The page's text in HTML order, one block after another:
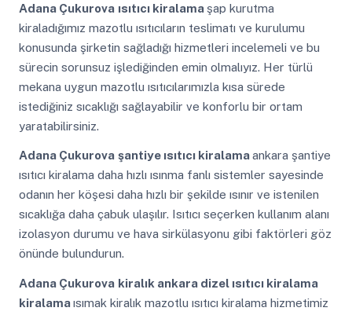
Adana Çukurova ısıtıcı kiralama şap kurutma
kiraladığımız mazotlu ısıtıcıların teslimatı ve kurulumu
konusunda şirketin sağladığı hizmetleri incelemeli ve bu
sürecin sorunsuz işlediğinden emin olmalıyız. Her türlü
mekana uygun mazotlu ısıtıcılarımızla kısa sürede
istediğiniz sıcaklığı sağlayabilir ve konforlu bir ortam
yaratabilirsiniz.
Adana Çukurova şantiye ısıtıcı kiralamaankara şantiye
ısıtıcı kiralama daha hızlı ısınma fanlı sistemler sayesinde
odanın her köşesi daha hızlı bir şekilde ısınır ve istenilen
sıcaklığa daha çabuk ulaşılır. Isıtıcı seçerken kullanım alanı
izolasyon durumu ve hava sirkülasyonu gibi faktörleri göz
önünde bulundurun.
Adana Çukurova kiralık ankara dizel ısıtıcı kiralama
kiralamaısımak kiralık mazotlu ısıtıcı kiralama hizmetimiz